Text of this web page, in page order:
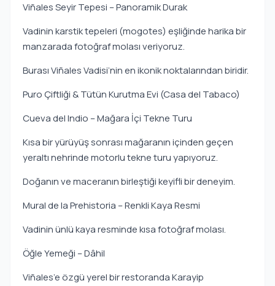
Viñales Seyir Tepesi – Panoramik Durak
Vadinin karstik tepeleri (mogotes) eşliğinde harika bir
manzarada fotoğraf molası veriyoruz.
Burası Viñales Vadisi’nin en ikonik noktalarından biridir.
Puro Çiftliği & Tütün Kurutma Evi (Casa del Tabaco)
Cueva del Indio – Mağara İçi Tekne Turu
Kısa bir yürüyüş sonrası mağaranın içinden geçen
yeraltı nehrinde motorlu tekne turu yapıyoruz.
Doğanın ve maceranın birleştiği keyifli bir deneyim.
Mural de la Prehistoria – Renkli Kaya Resmi
Vadinin ünlü kaya resminde kısa fotoğraf molası.
Öğle Yemeği – Dâhil
Viñales’e özgü yerel bir restoranda Karayip